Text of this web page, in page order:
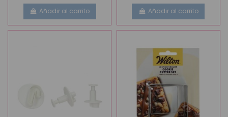
Añadir al carrito Añadir al carrito